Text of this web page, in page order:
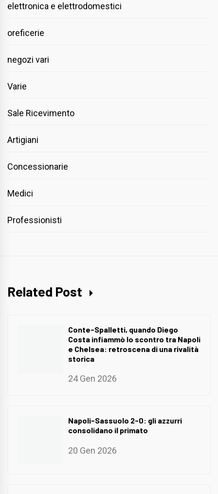
elettronica e elettrodomestici
oreficerie
negozi vari
Varie
Sale Ricevimento
Artigiani
Concessionarie
Medici
Professionisti
Related Post
Conte-Spalletti, quando Diego
Costa infiammò lo scontro tra Napoli
e Chelsea: retroscena di una rivalità
storica
24 Gen 2026
Napoli-Sassuolo 2-0: gli azzurri
consolidano il primato
20 Gen 2026